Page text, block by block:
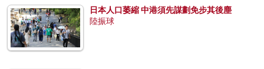
日本人口萎縮 中港須先謀劃免步其後塵
陸振球